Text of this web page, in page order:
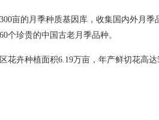
亩的月季种质基因库，收集国内外月季
个珍贵的中国古老月季品种。
花卉种植面积6.19万亩，年产鲜切花高达